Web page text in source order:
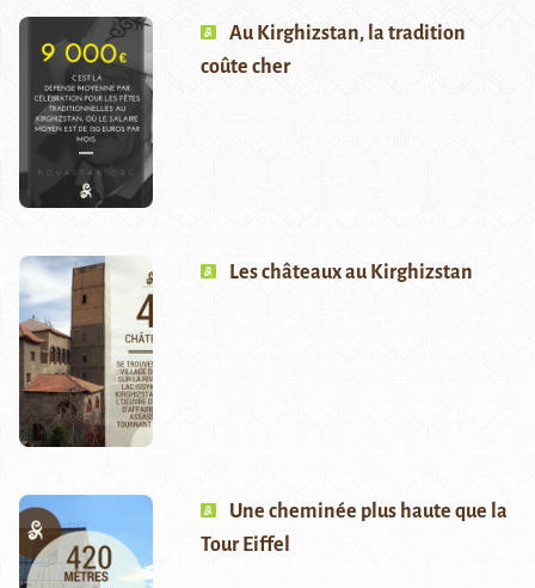
Au Kirghizstan, la tradition
coûte cher
Les châteaux au Kirghizstan
Une cheminée plus haute que la
Tour Eiffel